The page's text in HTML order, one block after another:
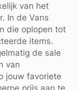
van het
In de Vans
die oplopen tot
items.
de sale
van
jouw favoriete
prijs aan te